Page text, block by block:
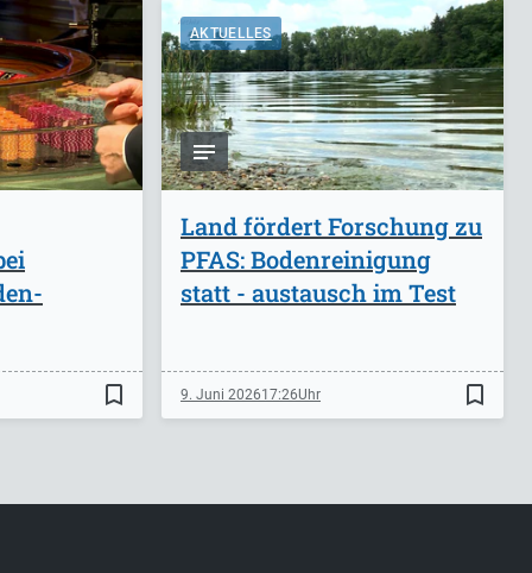
bookmark_border
AKTUELLES
Land fördert Forschung zu
PFAS: Bodenreinigung
statt - austausch im Test
9. Juni 202617:26 bookmark_border